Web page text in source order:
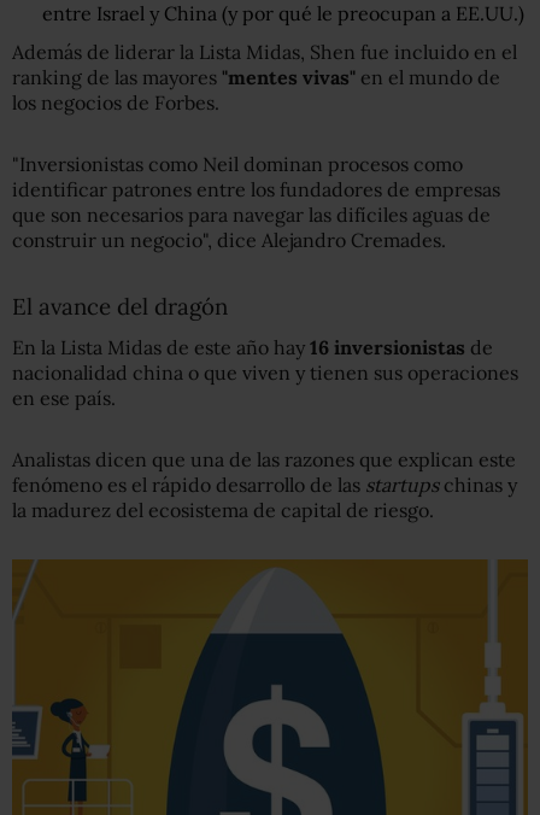
entre Israel y China (y por qué le preocupan a EE.UU.)
Además de liderar la Lista Midas, Shen fue incluido en el
ranking de las mayores "mentes vivas" en el mundo de
los negocios de Forbes.
"Inversionistas como Neil dominan procesos como
identificar patrones entre los fundadores de empresas
que son necesarios para navegar las difíciles aguas de
construir un negocio", dice Alejandro Cremades.
El avance del dragón
En la Lista Midas de este año hay 16 inversionistas de
nacionalidad china o que viven y tienen sus operaciones
en ese país.
Analistas dicen que una de las razones que explican este
fenómeno es el rápido desarrollo de las startupschinas y
la madurez del ecosistema de capital de riesgo.